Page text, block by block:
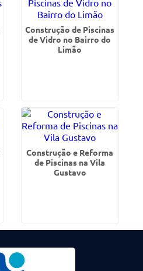
Construção de Piscinas
de Vidro no Bairro do
Limão
Construção e Reforma
de Piscinas na Vila
Gustavo